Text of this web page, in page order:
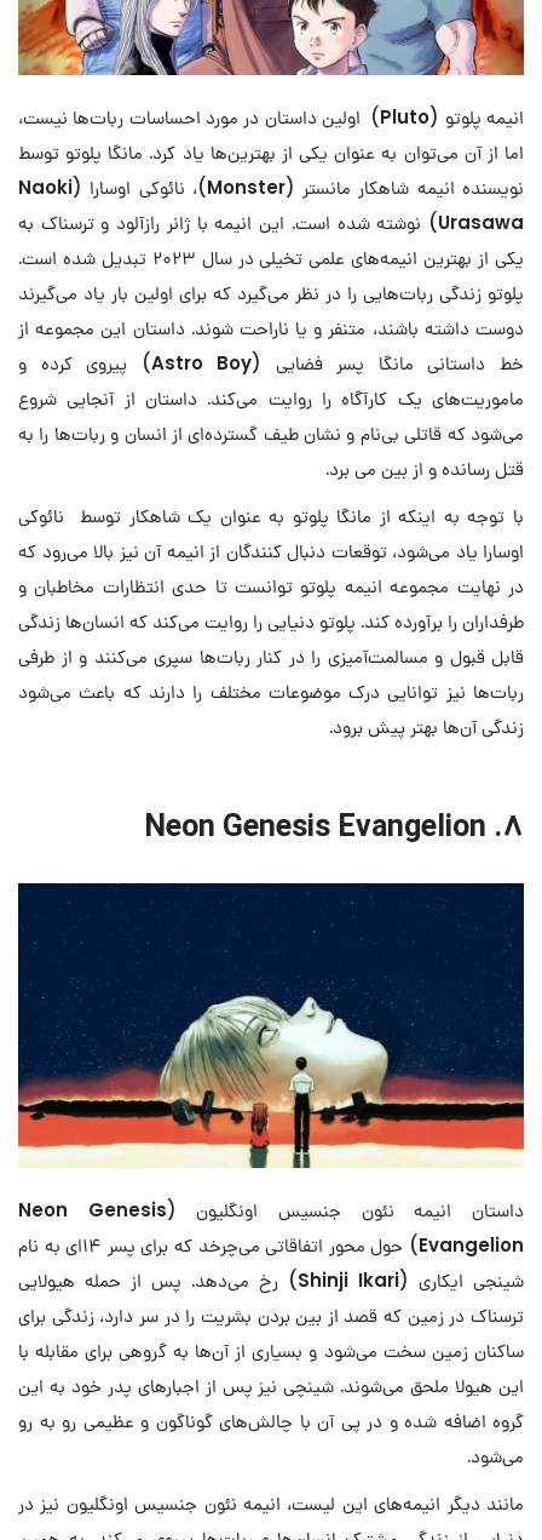
انیمه پلوتو (Pluto) اولین داستان در مورد احساسات ربات‌ها نیست،
اما از آن می‌توان به عنوان یکی از بهترین‌ها یاد کرد. مانگا پلوتو توسط
نویسنده انیمه شاهکار مانستر (Monster)، نائوکی اوسارا (Naoki
Urasawa) نوشته شده است. این انیمه با ژانر رازآلود و ترسناک به
یکی از بهترین انیمه‌های علمی تخیلی در سال ۲۰۲۳ تبدیل شده است.
پلوتو زندگی ربات‌هایی را در نظر می‌گیرد که برای اولین بار یاد می‌گیرند
دوست داشته باشند، متنفر و یا ناراحت شوند. داستان این مجموعه از
خط داستانی مانگا پسر فضایی (Astro Boy) پیروی کرده و
ماموریت‌های یک کارآگاه را روایت می‌کند. داستان از آنجایی شروع
می‌شود که قاتلی بی‌نام و نشان طیف گسترده‌ای از انسان و ربات‌ها را به
قتل رسانده و از بین می برد.
با توجه به اینکه از مانگا پلوتو به عنوان یک شاهکار توسط نائوکی
اوسارا یاد می‌شود، توقعات دنبال کنندگان از انیمه آن نیز بالا می‌رود که
در نهایت مجموعه انیمه پلوتو توانست تا حدی انتظارات مخاطبان و
طرفداران را برآورده کند. پلوتو دنیایی را روایت می‌کند که انسان‌ها زندگی
قابل قبول و مسالمت‌آمیزی را در کنار ربات‌ها سپری می‌کنند و از طرفی
ربات‌ها نیز توانایی درک موضوعات مختلف را دارند که باعث می‌شود
زندگی آن‌ها بهتر پیش برود.
۸. Neon Genesis Evangelion
داستان انیمه نئون جنسیس اونگلیون (Neon Genesis
Evangelion
) حول محور اتفاقاتی می‌چرخد که برای پسر ۱۴ای به نام
شینجی ایکاری (Shinji Ikari) رخ می‌دهد. پس از حمله هیولایی
ترسناک در زمین که قصد از بین بردن بشریت را در سر دارد، زندگی برای
ساکنان زمین سخت می‌شود و بسیاری از آن‌ها به گروهی برای مقابله با
این هیولا ملحق می‌شوند. شینچی نیز پس از اجبارهای پدر خود به این
گروه اضافه شده و در پی آن با چالش‌های گوناگون و عظیمی رو به رو
می‌شود.
مانند دیگر انیمه‌های این لیست، انیمه نئون جنسیس اونگلیون نیز در